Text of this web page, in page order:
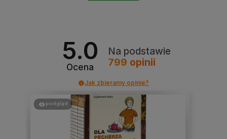
5.0
Ocena
Na podstawie
799 opinii
Jak zbieramy opinie?
podgląd